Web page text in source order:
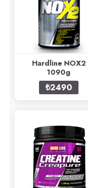
Hardline NOX2
1090g
₺2490